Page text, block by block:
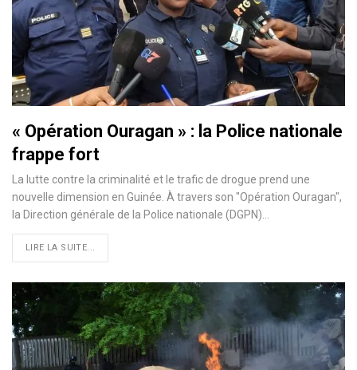
« Opération Ouragan » : la Police nationale
frappe fort
La lutte contre la criminalité et le trafic de drogue prend une
nouvelle dimension en Guinée. À travers son "Opération Ouragan",
la Direction générale de la Police nationale (DGPN)…
LIRE LA SUITE...